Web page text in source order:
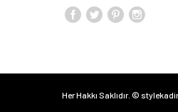
Her Hakkı Saklıdır. ©